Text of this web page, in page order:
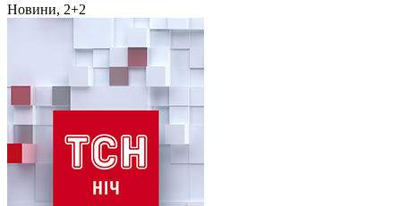
Новини, 2+2